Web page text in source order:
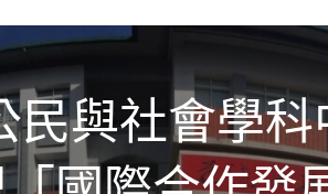
民與社會學